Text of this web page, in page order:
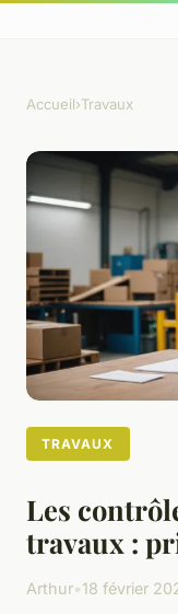
Accueil›Travaux
TRAVAUX
Les
travaux :
Arthur•18 février